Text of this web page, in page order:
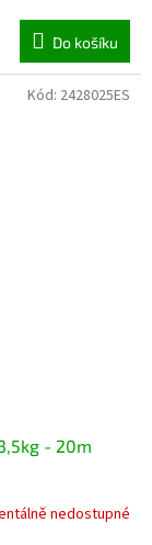
Do košíku
- 20m
nedostupné
Kód: 2428025ES